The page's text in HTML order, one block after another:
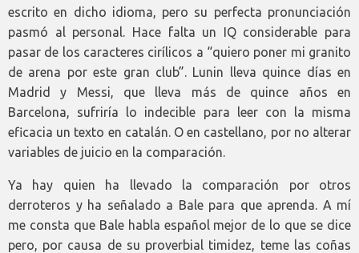
escrito en dicho idioma, pero su perfecta pronunciación
pasmó al personal. Hace falta un IQ considerable para
pasar de los caracteres cirílicos a “quiero poner mi granito
de arena por este gran club”. Lunin lleva quince días en
Madrid y Messi, que lleva más de quince años en
Barcelona, sufriría lo indecible para leer con la misma
eficacia un texto en catalán. O en castellano, por no alterar
variables de juicio en la comparación.
Ya hay quien ha llevado la comparación por otros
derroteros y ha señalado a Bale para que aprenda. A mí
me consta que Bale habla español mejor de lo que se dice
pero, por causa de su proverbial timidez, teme las coñas